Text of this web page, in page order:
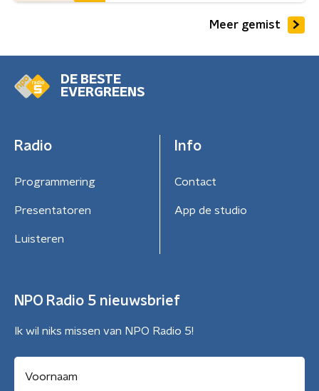
Meer gemist
DE BESTE
EVERGREENS
Radio
Programmering
Presentatoren
Luisteren
Info
Contact
App de studio
NPO Radio 5 nieuwsbrief
Ik wil niks missen van NPO Radio 5!